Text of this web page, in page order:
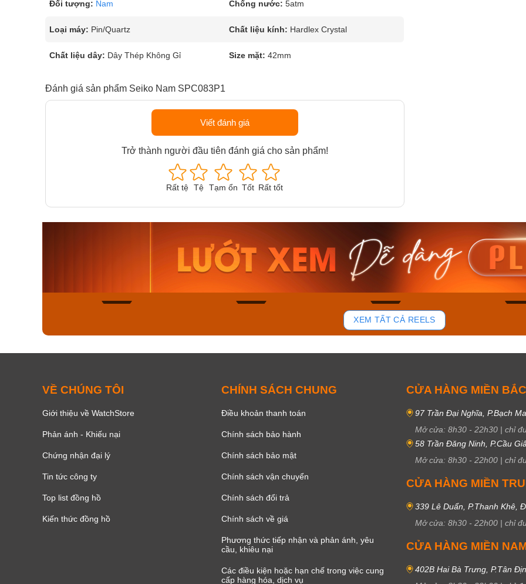
Đối tượng: Nam Chống nước: 5atm
Loại máy: Pin/Quartz Chất liệu kính: Hardlex Crystal
Chất liệu dây: Dây Thép Không Gỉ Size mặt: 42mm
Đánh giá sản phẩm Seiko Nam SPC083P1
Viết đánh giá
Trở thành người đầu tiên đánh giá cho sản phẩm!
Rất tệ Tệ Tạm ổn Tốt Rất tốt
Casio Nam MTS-
115D-1AVDF
2.823.000₫
2.399.550₫
Mua ngay
43
Casio Nam MTS-
RS100L-1AVDF
4.276.000₫
3.634.600₫
Casio
230EL-
Mua
XEM TẤT CẢ REELS
VỀ CHÚNG TÔI
Giới thiệu về WatchStore
Phản ánh - Khiếu nại
Chứng nhận đại lý
Tin tức công ty
Top list đồng hồ
Kiến thức đồng hồ
CHÍNH SÁCH CHUNG
Điều khoản thanh toán
Chính sách bảo hành
Chính sách bảo mật
Chính sách vận chuyển
Chính sách đổi trả
Chính sách về giá
Phương thức tiếp nhận và phản ánh, yêu
cầu, khiêu nại
Các điều kiện hoặc hạn chế trong việc cung
cấp hàng hóa, dịch vụ
CỬA HÀNG MIỀN BẮC
97 Trần Đại Nghĩa, P.Bạch
Mở cửa: 8h30 - 22h30 | chỉ
58 Trần Đăng Ninh, P.Cầu
Mở cửa: 8h30 - 22h00 | chỉ
CỬA HÀNG MIỀN
339 Lê Duẩn, P.Thanh Khê,
Mở cửa: 8h30 - 22h00 | chỉ
CỬA HÀNG MIỀN
402B Hai Bà Trưng, P.Tân